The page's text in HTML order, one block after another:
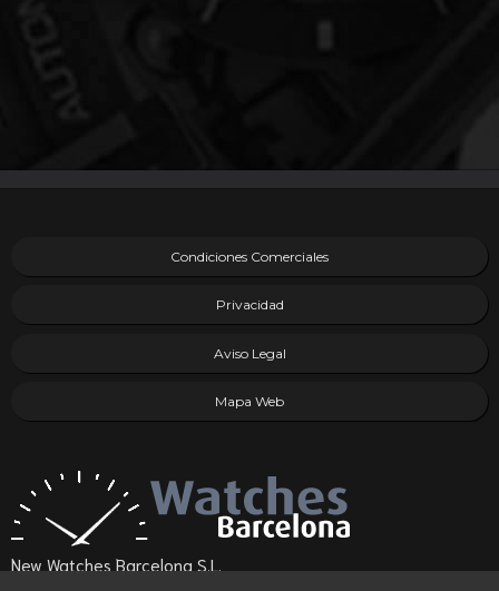
Condiciones Comerciales
Privacidad
Aviso Legal
Mapa Web
New Watches Barcelona S.L.